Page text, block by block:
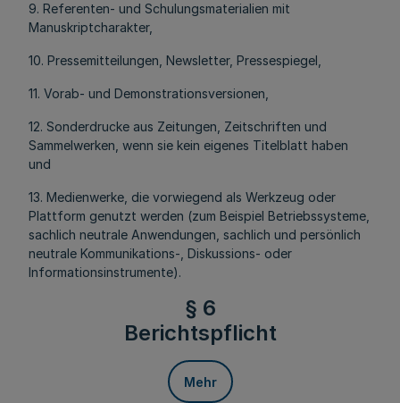
9. Referenten- und Schulungsmaterialien mit
Manuskriptcharakter,
10. Pressemitteilungen, Newsletter, Pressespiegel,
11. Vorab- und Demonstrationsversionen,
12. Sonderdrucke aus Zeitungen, Zeitschriften und
Sammelwerken, wenn sie kein eigenes Titelblatt haben
und
13. Medienwerke, die vorwiegend als Werkzeug oder
Plattform genutzt werden (zum Beispiel Betriebssysteme,
sachlich neutrale Anwendungen, sachlich und persönlich
neutrale Kommunikations-, Diskussions- oder
Informationsinstrumente).
§ 6
Berichtspflicht
Mehr